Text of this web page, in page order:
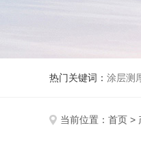
热门关键词： 涂层测
当前位置： 首页 >